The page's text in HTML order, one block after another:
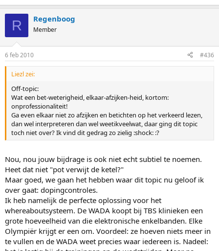
R Regenboog
Member
6 feb 2010 #436
Liezl zei:
Off-topic:
Wat een bet-weterigheid, elkaar-afzijken-heid, kortom:
onprofessionaliteit!
Ga even elkaar niet zo afzijken en betichten op het verkeerd lezen,
dan wel interpreteren dan wel weetikveelwat, daar ging dit topic
toch niet over? Ik vind dit gedrag zo zielig :shock: :?
Nou, nou jouw bijdrage is ook niet echt subtiel te noemen.
Heet dat niet "pot verwijt de ketel?"
Maar goed, we gaan het hebben waar dit topic nu geloof ik
over gaat: dopingcontroles.
Ik heb namelijk de perfecte oplossing voor het
whereaboutsysteem. De WADA koopt bij TBS klinieken een
grote hoeveelheid van die elektronische enkelbanden. Elke
Olympiër krijgt er een om. Voordeel: ze hoeven niets meer in
te vullen en de WADA weet precies waar iedereen is. Nadeel: